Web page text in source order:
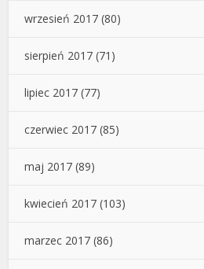
wrzesień 2017 (80)
sierpień 2017 (71)
lipiec 2017 (77)
czerwiec 2017 (85)
maj 2017 (89)
kwiecień 2017 (103)
marzec 2017 (86)